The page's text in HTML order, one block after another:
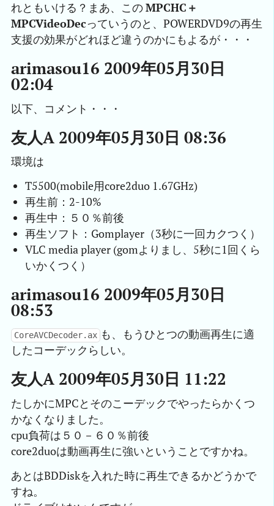
れともいける？まあ、このMPCHC＋
MPCVideoDecっていうのと、POWERDVD9の再生
支援の効果がどれほど違うのかにもよるが・・・
arimasou16 2009年05月30日
02:04
以下、コメント・・・
友人A 2009年05月30日 08:36
環境は
T5500(mobile用core2duo 1.67GHz)
再生前：2-10%
再生中：５０％前後
再生ソフト：Gomplayer（3秒に一回カクつく）
VLC media player (gomよりまし、5秒に1回くら
いかくつく）
arimasou16 2009年05月30日
08:53
CoreAVCDecoder.ax も、もうひとつの動画再生に適
したコーデックらしい。
友人A 2009年05月30日 11:22
たしかにMPCとそのこーデックでやったらかくつ
かなくなりました。
cpu負荷は５０－６０％前後
core2duoは動画再生に強いということですかね。
あとはBDDiskを入れた時に再生できるかどうかで
すね。